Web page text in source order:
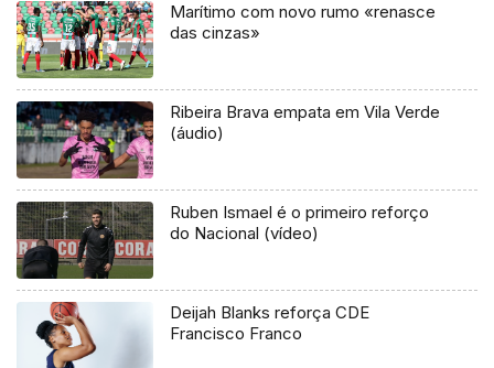
Marítimo com novo rumo «renasce
das cinzas»
Ribeira Brava empata em Vila Verde
(áudio)
Ruben Ismael é o primeiro reforço
do Nacional (vídeo)
Deijah Blanks reforça CDE
Francisco Franco